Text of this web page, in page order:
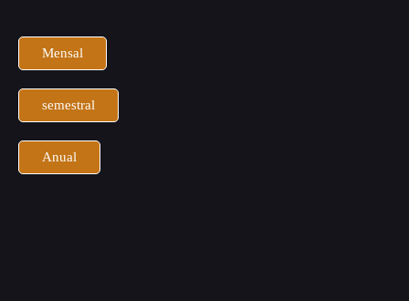
Mensal
semestral
Anual